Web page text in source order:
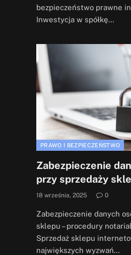
bezpieczeństwo prawne
Inwestycja w spółkę…
PRAWO I BEZPIECZEŃSTWO
Zabezpieczenie
przy sprzedaży
18 września, 2025 0
Zabezpieczenie danych
sklepu – procedury
Sprzedaż sklepu
największych wyzwań…